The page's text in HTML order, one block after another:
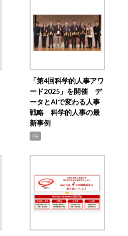
「第4回科学的人事アワ
ード2025」を開催 デ
ータとAIで変わる人事
戦略 科学的人事の最
新事例
PR